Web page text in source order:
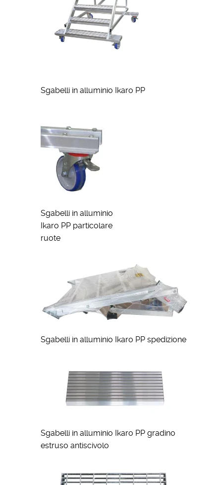
Sgabelli in alluminio Ikaro PP
Sgabelli in alluminio
Ikaro PP particolare
ruote
Sgabelli in alluminio Ikaro PP spedizione
Sgabelli in alluminio Ikaro PP gradino
estruso antiscivolo